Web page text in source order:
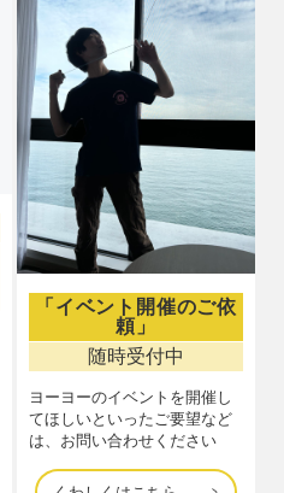
「イベント開催のご依
頼」
随時受付中
ヨーヨーのイベントを開催し
てほしいといったご要望など
は、お問い合わせください